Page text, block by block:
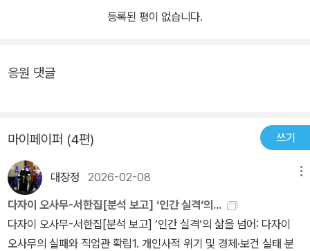
하며, 세세한 단편들이 어떻게 야구라는 거대하고 복잡한 운명을 좌
는 '문학이란 무엇인가' 하는 문제의식이 압축된 산물이다. 고루한 형
이치로 (지은이),박혜성 (옮긴이) 산소리 | 웅진지식하우스 일문학선
집 시리즈 6 웅진지식하우스 일문학선집 시리즈 6권. <설국> 으로
우리에게 친숙한 작가이자 일본 최초로 노벨문학상을 받은 가와바타
야스나리의 노마문예상 수상작 <산소리> 다. 서정 소설의 원류를 이
룬 거장이자 인생의 황혼을 맞이한 인간으로서, 그가 50년 연륜으로
빚어낸 만년의 걸작이 새롭게 출간된다. 소설은 초로에 접어든 신고
등록된 평이 없습니다.
응원 댓글
마이페이퍼 (4편) 쓰기
대장정 2026-02-08
다자이 오사무-서한집[분석 보고] ‘인간 실격‘의...
다자이 오사무-서한집[분석 보고] ‘인간 실격‘의 삶을 넘어: 다자이
오사무의 실패와 직업관 확립1. 개인사적 위기 및 경제·보건 실태 분